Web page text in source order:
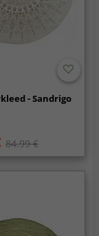
- Sandrigo
84.99 €